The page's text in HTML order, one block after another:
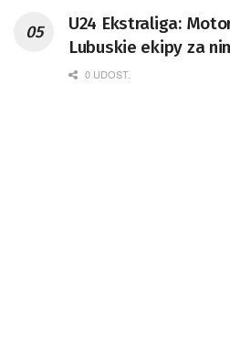
U24 Ekstraliga:
Lubuskie ekipy za
0 UDOST.